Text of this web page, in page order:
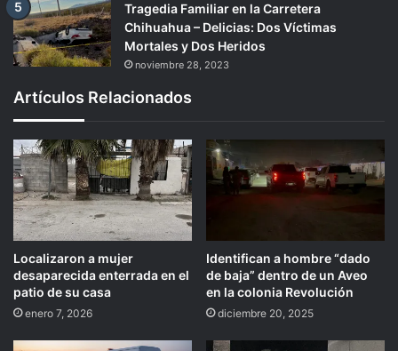
Tragedia Familiar en la Carretera
Chihuahua – Delicias: Dos Víctimas
Mortales y Dos Heridos
noviembre 28, 2023
Artículos Relacionados
Localizaron a mujer
desaparecida enterrada en el
patio de su casa
enero 7, 2026
Identifican a hombre “dado
de baja” dentro de un Aveo
en la colonia Revolución
diciembre 20, 2025